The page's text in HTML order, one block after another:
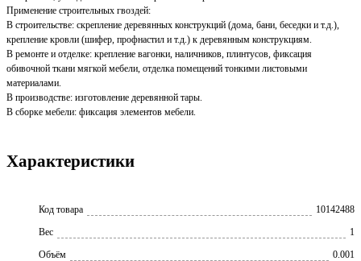
Применение строительных гвоздей:
В строительстве: скрепление деревянных конструкций (дома, бани, беседки и т.д.),
крепление кровли (шифер, профнастил и т.д.) к деревянным конструкциям.
В ремонте и отделке: крепление вагонки, наличников, плинтусов, фиксация
обивочной ткани мягкой мебели, отделка помещений тонкими листовыми
материалами.
В производстве: изготовление деревянной тары.
В сборке мебели: фиксация элементов мебели.
Характеристики
Код товара
10142488
Вес
1
Объём
0.001